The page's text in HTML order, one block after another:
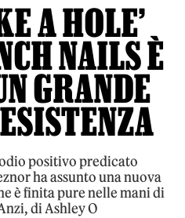
A HOLE’
NAILS È
GRANDE
positivo predicato
ha assunto una nuova
è finita pure nelle mani di
di Ashley O